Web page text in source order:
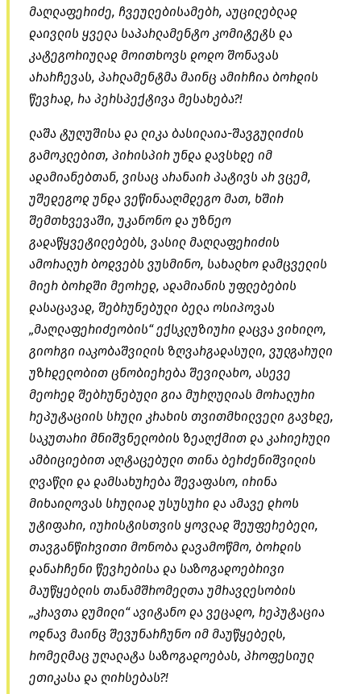
მაღლაფერიძე, ჩვეულებისამებრ, აუცილებლად
დაივლის ყველა საპარლამენტო კომიტეტს და
კატეგორიულად მოითხოვს დოდო შონავას
არარჩევას, პარლამენტმა მაინც ამირჩია ბორდის
წევრად, რა პერსპექტივა მესახება?!
ლაშა ტუღუშისა და ლიკა ბასილაია-შავგულიძის
გამოკლებით, პირისპირ უნდა დავსხდე იმ
ადამიანებთან, ვისაც არანაირ პატივს არ ვცემ,
უშედეგოდ უნდა ვეწინააღმდეგო მათ, ხშირ
შემთხვევაში, უკანონო და უზნეო
გადაწყვეტილებებს, ვასილ მაღლაფერიძის
ამორალურ ბოდვებს ვუსმინო, სახალხო დამცველის
მიერ ბორდში მეორედ, ადამიანის უფლებების
დასაცავად, შებრუნებული ბელა ოსიპოვას
„მაღლაფერიძეობის“ ექსკლუზიური დაცვა ვიხილო,
გიორგი იაკობაშვილის ზღვარგადასული, ვულგარული
უზრდელობით ცნობიერება შევილახო, ასევე
მეორედ შებრუნებული გია მურღულიას მორალური
რეპუტაციის სრული კრახის თვითმხილველი გავხდე,
საკუთარი მნიშვნელობის ზეაღქმით და კარიერული
ამბიციებით აღტაცებული თინა ბერძენიშვილის
ღვაწლი და დამსახურება შევაფასო, ირინა
მიხაილოვას სრულიად უსუსური და ამავე დროს
უტიფარი, იურისტისთვის ყოვლად შეუფერებელი,
თავგანწირვითი მონობა დავამოწმო, ბორდის
დანარჩენი წევრებისა და საზოგადოებრივი
მაუწყებლის თანამშრომელთა უმრავლესობის
„კრავთა დუმილი“ ავიტანო და ვეცადო, რეპუტაცია
ოდნავ მაინც შევუნარჩუნო იმ მაუწყებელს,
რომელმაც უღალატა საზოგადოებას, პროფესიულ
ეთიკასა და ღირსებას?!